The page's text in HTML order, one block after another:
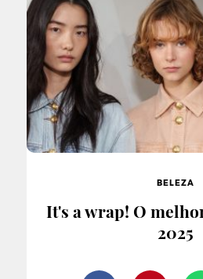
BELEZA
It's a wrap! O
2025